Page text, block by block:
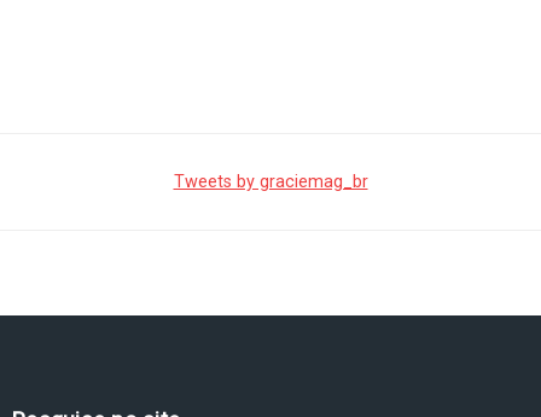
Tweets by graciemag_br